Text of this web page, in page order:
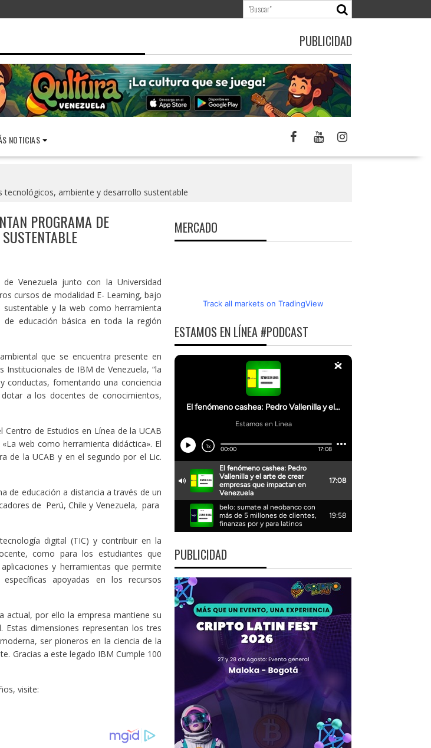
PUBLICIDAD
NOTICIAS
tecnológicos, ambiente y desarrollo sustentable
PROGRAMA DE
Venezuela junto con la Universidad
cursos de modalidad E- Learning, bajo
y la web como herramienta
educación básica en toda la región
que se encuentra presente en
de IBM de Venezuela, “la
conductas, fomentando una conciencia
a los docentes de conocimientos,
de Estudios en Línea de la UCAB
web como herramienta didáctica». El
de la UCAB y en el segundo por el Lic.
de educación a distancia a través de un
de Perú, Chile y Venezuela, para
digital (TIC) y contribuir en la
como para los estudiantes que
y herramientas que permite
apoyadas en los recursos
actual, por ello la empresa mantiene su
dimensiones representan los tres
ser pioneros en la ciencia de la
Gracias a este legado IBM Cumple 100
visite:
MERCADO
Track all markets on TradingView
ESTAMOS EN LÍNEA #PODCAST
PUBLICIDAD